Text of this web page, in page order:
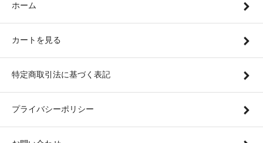
ホーム
カートを見る
特定商取引法に基づく表記
プライバシーポリシー